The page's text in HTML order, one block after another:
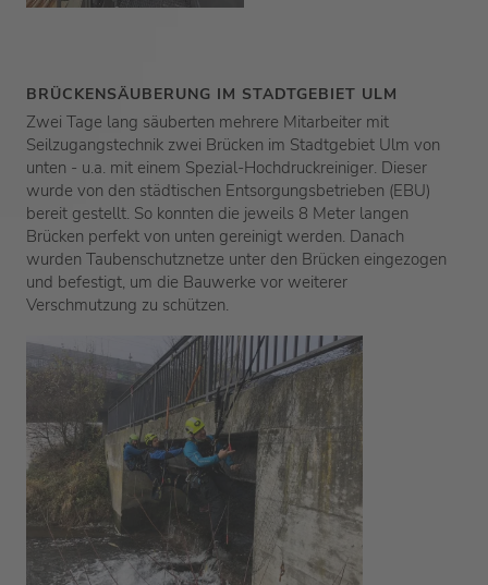
BRÜCKENSÄUBERUNG IM STADTGEBIET ULM
Zwei Tage lang säuberten mehrere Mitarbeiter mit
Seilzugangstechnik zwei Brücken im Stadtgebiet Ulm von
unten - u.a. mit einem Spezial-Hochdruckreiniger. Dieser
wurde von den städtischen Entsorgungsbetrieben (EBU)
bereit gestellt. So konnten die jeweils 8 Meter langen
Brücken perfekt von unten gereinigt werden. Danach
wurden Taubenschutznetze unter den Brücken eingezogen
und befestigt, um die Bauwerke vor weiterer
Verschmutzung zu schützen.